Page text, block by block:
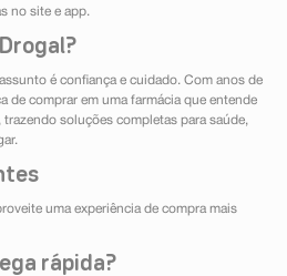
no site e app.
é confiança e cuidado. Com anos de
de comprar em uma farmácia que entende
trazendo soluções completas para saúde,
uma experiência de compra mais
rápida?